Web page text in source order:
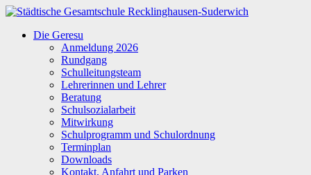
Zum
springen
Städtische
Gesamtschule
Recklinghausen-
Suderwich
Die Geresu
Anmeldung 2026
Rundgang
Schulleitungsteam
Lehrerinnen und Lehrer
Beratung
Schulsozialarbeit
Mitwirkung
Schulprogramm und Schulordnung
Terminplan
Downloads
Kontakt, Anfahrt und Parken